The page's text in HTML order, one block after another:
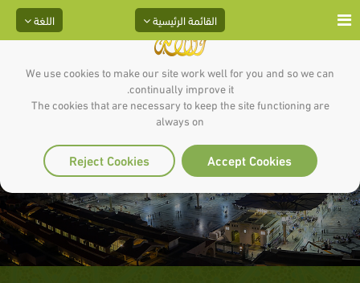
We use cookies to make our site work well for you and so we can
continually improve it.
The cookies that are necessary to keep the site functioning are
always on
Accept Cookies
Reject Cookies
اللغة القائمة الرئيسية
ذهاب الصالحين